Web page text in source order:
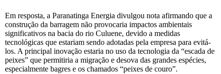
Em resposta, a Paranatinga Energia divulgou nota afirmando que a
construção da barragem não provocaria impactos ambientais
significativos na bacia do rio Culuene, devido a medidas
tecnológicas que estariam sendo adotadas pela empresa para evitá-
los. A principal inovação estaria no uso da tecnologia da “escada de
peixes” que permitiria a migração e desova das grandes espécies,
especialmente bagres e os chamados “peixes de couro”.